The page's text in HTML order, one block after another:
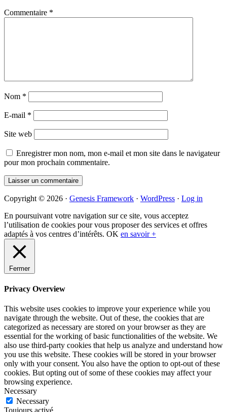
Commentaire *
Nom *
E-mail *
Site web
Enregistrer mon nom, mon e-mail et mon site dans le navigateur
pour mon prochain commentaire.
Primary
Sidebar
Copyright © 2026 · Genesis Framework · WordPress · Log in
En poursuivant votre navigation sur ce site, vous acceptez
l’utilisation de cookies pour vous proposer des services et offres
adaptés à vos centres d’intérêts. OK en savoir +
Fermer
Privacy Overview
This website uses cookies to improve your experience while you
navigate through the website. Out of these, the cookies that are
categorized as necessary are stored on your browser as they are
essential for the working of basic functionalities of the website. We
also use third-party cookies that help us analyze and understand how
you use this website. These cookies will be stored in your browser
only with your consent. You also have the option to opt-out of these
cookies. But opting out of some of these cookies may affect your
browsing experience.
Necessary
Necessary